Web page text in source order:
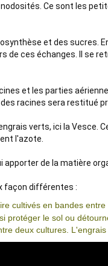
Ce sont les
et des sucres.
de ces échanges. Il se
et les parties
racines sera restitué
verts, ici la Vesce.
l'azote.
apporter de la matière
cultivés en bandes
protéger le sol ou
deux cultures.